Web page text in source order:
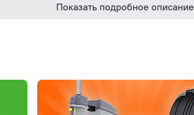
Показать подробное описание